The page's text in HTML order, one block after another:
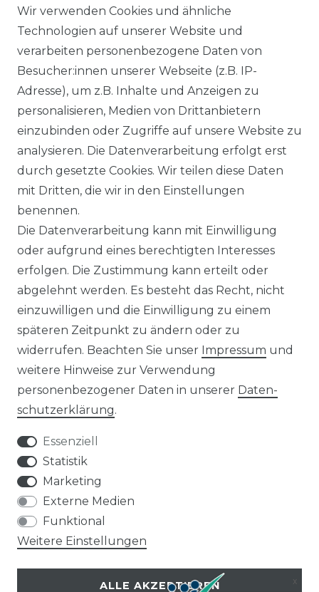
Solar Module
10 kWh Batteriespeicher
Solplanet Batteriespeicher
Growatt Speicher
Trina Solar Speicher
Wechselrichter
Wechselrichter
ZUBEHÖR
Unterkonstruktion
Weiteres Zubehör
Wp Balkonkraftwerk
mit Speicher
NOAH 2000
NEXA 2000
PV-KOMPLETTSETS
Solaranlagen mit Speicher
Insel Solaranlagen
10 kW PV-Anlage mit Speicher
8 kWp Solaranlagen
15 kWp Solaranlagen
20 kWp Solaranlagen
25 kWp Solaranlagen
30 kWp Solaranlagen
Klimaanlagen
Klimaanlagen
Split Sets
Klimaanlagen
ÜBER UNS
Wir verwenden Cookies und ähnliche
Technologien auf unserer Website und
verarbeiten personenbezogene Daten von
Besucher:innen unserer Webseite (z.B. IP-
Adresse), um z.B. Inhalte und Anzeigen zu
personalisieren, Medien von Drittanbietern
einzubinden oder Zugriffe auf unsere Website zu
analysieren. Die Datenverarbeitung erfolgt erst
durch gesetzte Cookies. Wir teilen diese Daten
mit Dritten, die wir in den Einstellungen
benennen.
Die Datenverarbeitung kann mit Einwilligung
oder aufgrund eines berechtigten Interesses
erfolgen. Die Zustimmung kann erteilt oder
abgelehnt werden. Es besteht das Recht, nicht
einzuwilligen und die Einwilligung zu einem
späteren Zeitpunkt zu ändern oder zu
widerrufen. Beachten Sie unser Impressum und
weitere Hinweise zur Verwendung
personenbezogener Daten in unserer Daten­
schutz­erklärung.
Essenziell
Statistik
Marketing
Externe Medien
Funktional
Weitere Einstellungen
ALLE AKZEPTIEREN